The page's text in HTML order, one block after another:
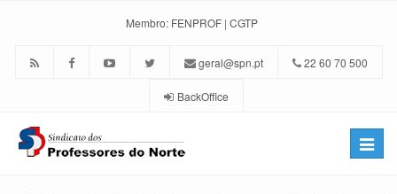
Membro: FENPROF | CGTP
geral@spn.pt 22 60 70 500
BackOffice
Toggle